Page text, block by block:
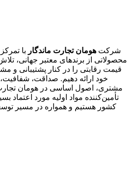
شرکت هومان تجارت ماندگار با
محصولاتی از برندهای معتبر جهانی،
قیمت رقابتی را در کنار پشتیبانی و
خود ارائه دهیم. صداقت،
مشتری، اصول اساسی در هومان تجارت
تأمین‌کننده مواد اولیه مورد اعتماد
کشور هستیم و همواره در مسیر